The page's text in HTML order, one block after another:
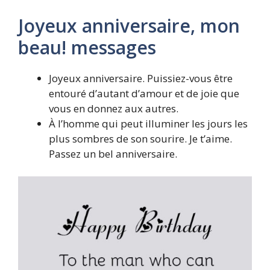
Joyeux anniversaire, mon
beau! messages
Joyeux anniversaire. Puissiez-vous être
entouré d’autant d’amour et de joie que
vous en donnez aux autres.
À l’homme qui peut illuminer les jours les
plus sombres de son sourire. Je t’aime.
Passez un bel anniversaire.